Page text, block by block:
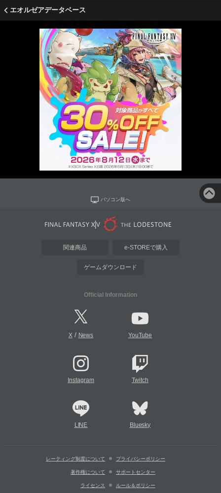
エオルゼアデータベース
パソコン版へ
関連商品 e-STOREで購入
ゲームダウンロード
Official Information
X/ News YouTube
Instagram Twitch
LINE Bluesky
レーティング制度について プライバシーポリシー
著作権について サポートセンター
ライセンス ルール＆ポリシー